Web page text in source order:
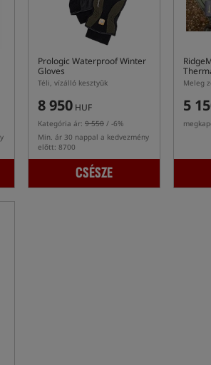
Prologic Waterproof Winter
Gloves
Téli, vízálló kesztyűk
8 950 HUF
Kategória ár: 9 550 / -6%
Min. ár 30 nappal a kedvezmény
előtt: 8700
CSÉSZE
Green
Meleg
5